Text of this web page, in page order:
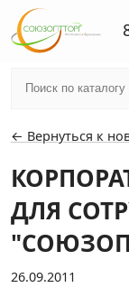
← Вернуться к
ДЛЯ
26.09.2011